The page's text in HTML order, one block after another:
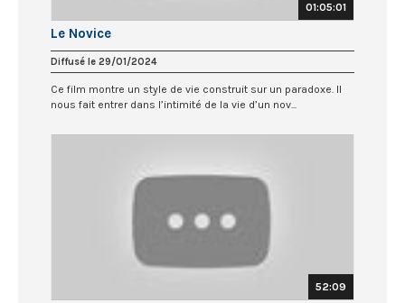
01:05:01
Le Novice
Diffusé le 29/01/2024
Ce film montre un style de vie construit sur un paradoxe. Il
nous fait entrer dans l’intimité de la vie d’un nov...
52:09